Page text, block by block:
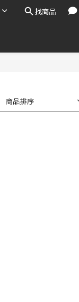
找商品
商品排序